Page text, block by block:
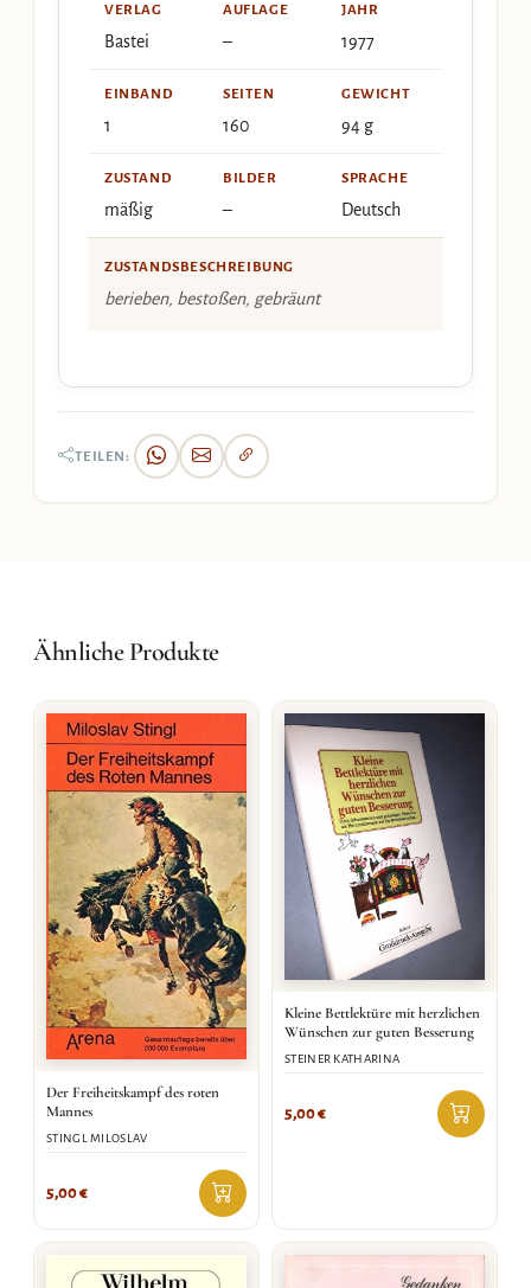
VERLAG
Bastei
AUFLAGE
–
JAHR
1977
EINBAND
1
SEITEN
160
GEWICHT
94 g
ZUSTAND
mäßig
BILDER
–
SPRACHE
Deutsch
ZUSTANDSBESCHREIBUNG
berieben, bestoßen, gebräunt
TEILEN:
Ähnliche Produkte
Der Freiheitskampf des roten
Mannes
STINGL MILOSLAV
5,00€
Kleine Bettlektüre mit herzlichen
Wünschen zur guten Besserung
STEINER KATHARINA
5,00€